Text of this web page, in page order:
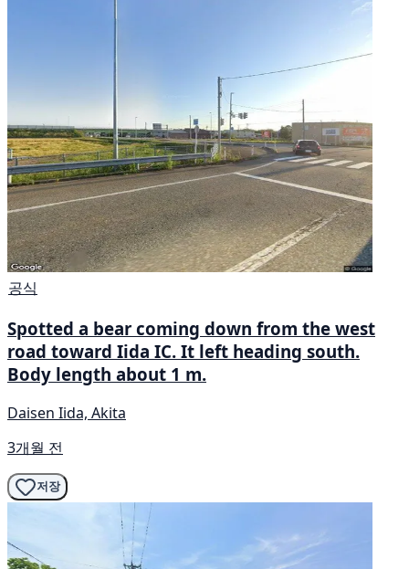
공식
Spotted a bear coming down from the west
road toward Iida IC. It left heading south.
Body length about 1 m.
Daisen Iida, Akita
3개월 전
저장